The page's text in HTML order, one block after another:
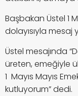
Başbakan Üstel 1
dolayısıyla mesaj
Üstel mesajında
üreten, emeğiyle
1 Mayıs Mayıs
kutluyorum” dedi.